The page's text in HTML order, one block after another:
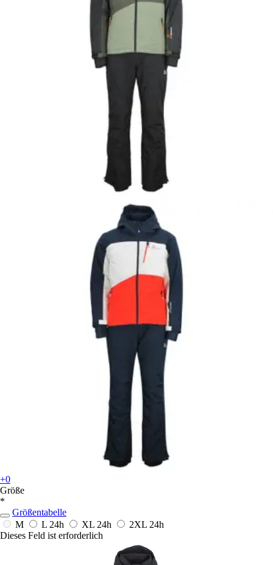
+0
Größe
*
Größentabelle
M
L 24h XL 24h 2XL 24h
Dieses Feld ist erforderlich